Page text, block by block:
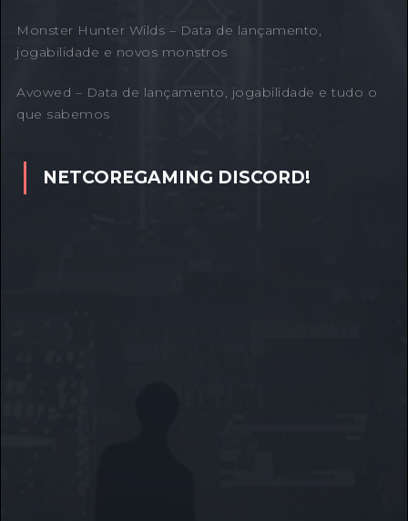
Monster Hunter Wilds – Data de lançamento,
jogabilidade e novos monstros
Avowed – Data de lançamento, jogabilidade e tudo o
que sabemos
NETCOREGAMING DISCORD!